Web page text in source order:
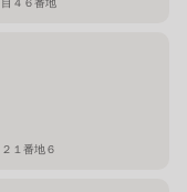
１番地６